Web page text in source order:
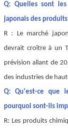
Q: Quelles sont les
japonais des
R : Le marché
devrait croître à un
prévision allant de
des industries de
Q: Qu'est-ce que
pourquoi sont-ils
R: Les produits